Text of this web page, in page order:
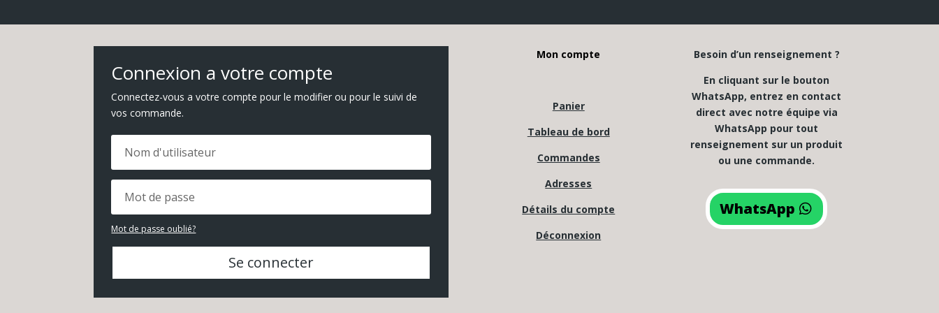
Connexion a votre compte
Connectez-vous a votre compte pour le modifier ou pour le suivi de
vos commande.
Mot de passe oublié?
Se connecter
Mon compte
Panier
Tableau de bord
Commandes
Adresses
Détails du compte
Déconnexion
Besoin d’un renseignement ?
En cliquant sur le bouton
WhatsApp, entrez en contact
direct avec notre équipe via
WhatsApp pour tout
renseignement sur un produit
ou une commande.
WhatsApp